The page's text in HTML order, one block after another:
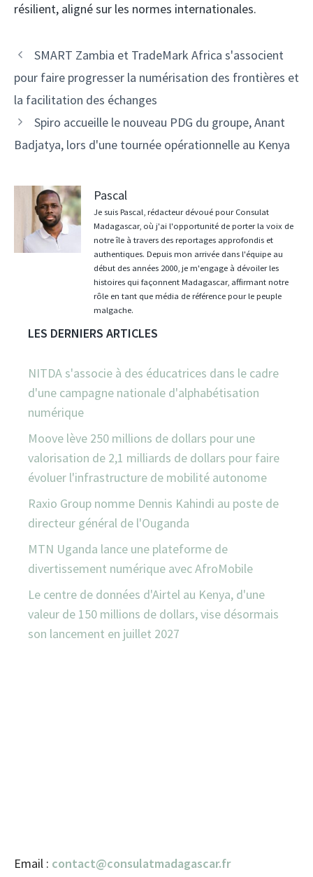
résilient, aligné sur les normes internationales.
Navigation
des
SMART Zambia et TradeMark Africa s'associent
pour faire progresser la numérisation des frontières et
la facilitation des échanges
Spiro accueille le nouveau PDG du groupe, Anant
Badjatya, lors d'une tournée opérationnelle au Kenya
Pascal
Je suis Pascal, rédacteur dévoué pour Consulat
Madagascar, où j'ai l'opportunité de porter la voix de
notre île à travers des reportages approfondis et
authentiques. Depuis mon arrivée dans l'équipe au
début des années 2000, je m'engage à dévoiler les
histoires qui façonnent Madagascar, affirmant notre
rôle en tant que média de référence pour le peuple
malgache.
LES DERNIERS ARTICLES
NITDA s'associe à des éducatrices dans le cadre
d'une campagne nationale d'alphabétisation
numérique
Moove lève 250 millions de dollars pour une
valorisation de 2,1 milliards de dollars pour faire
évoluer l'infrastructure de mobilité autonome
Raxio Group nomme Dennis Kahindi au poste de
directeur général de l'Ouganda
MTN Uganda lance une plateforme de
divertissement numérique avec AfroMobile
Le centre de données d'Airtel au Kenya, d'une
valeur de 150 millions de dollars, vise désormais
son lancement en juillet 2027
Email : contact@consulatmadagascar.fr